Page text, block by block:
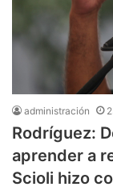
administración
Rodríguez:
aprender a
Scioli hizo